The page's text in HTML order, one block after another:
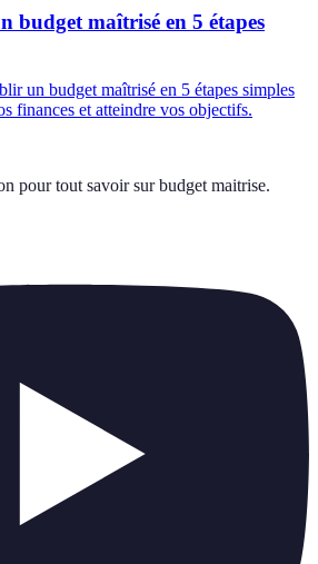
budget maîtrisé en 5 étapes
un budget maîtrisé en 5 étapes simples
finances et atteindre vos objectifs.
pour tout savoir sur budget maitrise.